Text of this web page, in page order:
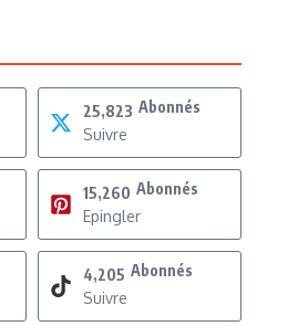
25,823 Abonnés
Suivre
15,260 Abonnés
Epingler
4,205 Abonnés
Suivre